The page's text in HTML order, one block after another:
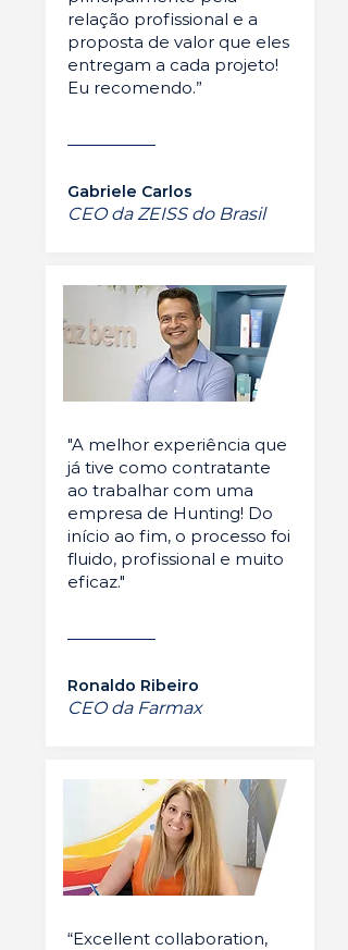
relação profissional e a
proposta de valor que eles
entregam a cada projeto!
Eu recomendo.”
Gabriele Carlos
CEO da ZEISS do Brasil
"A melhor experiência que
já tive como contratante
ao trabalhar com uma
empresa de Hunting! Do
início ao fim, o processo foi
fluido, profissional e muito
eficaz."
Ronaldo Ribeiro
CEO da Farmax
“Excellent collaboration,